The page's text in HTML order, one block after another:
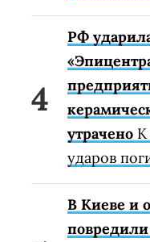
РФ
утрачено К
ударов
В Киеве и